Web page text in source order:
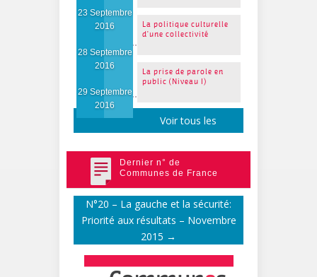
23 Septembre
2016
La politique culturelle
d'une collectivité
28 Septembre
2016
La prise de parole en
public (Niveau I)
29 Septembre
2016
Voir tous les
événements
Dernier n° de
Communes de France
N°20 – La gauche et la sécurité:
Priorité aux résultats – Novembre
2015 →